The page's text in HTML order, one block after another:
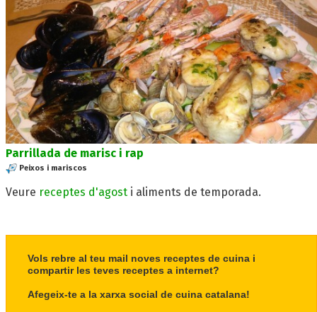
Parrillada de marisc i rap
Peixos i mariscos
Veure receptes d'agost i aliments de temporada.
Vols rebre al teu mail noves receptes de cuina i
compartir les teves receptes a internet?
Afegeix-te a la xarxa social de cuina catalana!